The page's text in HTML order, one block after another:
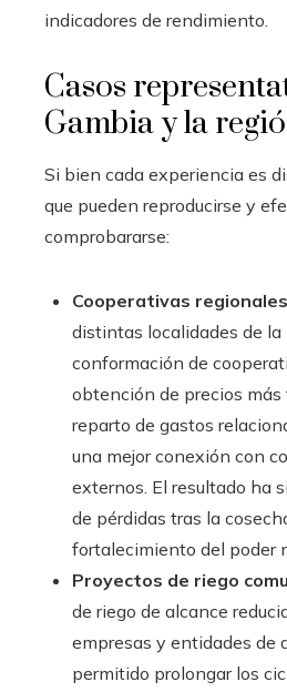
indicadores de rendimiento.
Casos
Gambia y la
Si bien cada experiencia es
que pueden reproducirse y
comprobararse:
Cooperativas
distintas localidades de la
conformación de
obtención de precios más
reparto de gastos
una mejor conexión con
externos. El resultado ha
de pérdidas tras la
fortalecimiento del poder
Proyectos de riego
de riego de alcance
empresas y entidades de
permitido prolongar los